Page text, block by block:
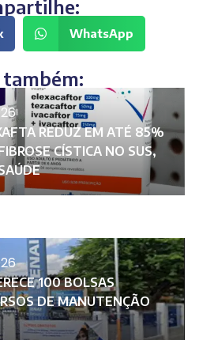
WhatsApp
também:
REDUZ EM ATÉ 85%
CÍSTICA NO SUS,
100 BOLSAS
DE MANUTENÇÃO